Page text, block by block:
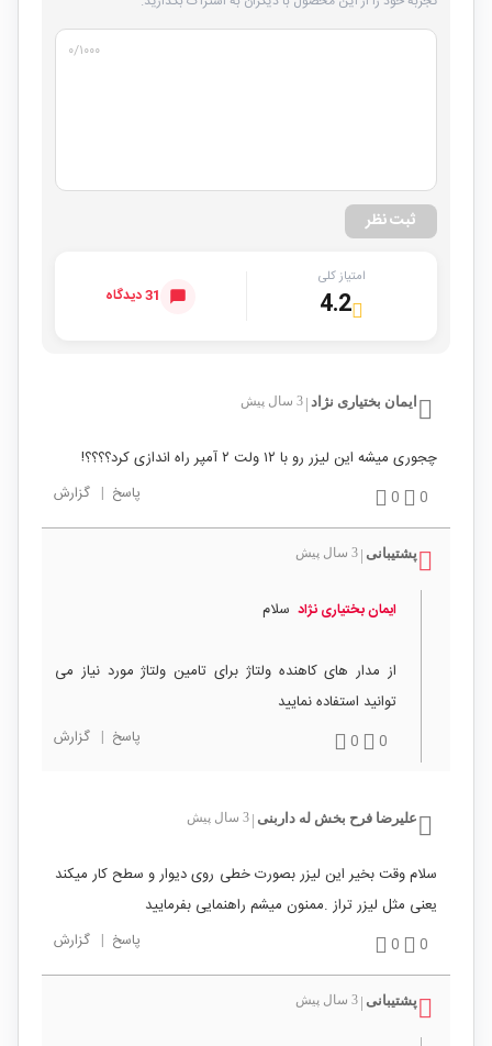
۰/۱۰۰۰
ثبت نظر
امتیاز کلی
4.2 31 دیدگاه
ایمان بختیاری نژاد 3 سال پیش
چجوری میشه این لیزر رو با ۱۲ ولت ۲ آمپر راه اندازی کرد؟؟؟؟!
0
0 پاسخ | گزارش
پشتیبانی 3 سال پیش
ایمان بختیاری نژاد سلام
از مدار های کاهنده ولتاژ برای تامین ولتاژ مورد نیاز می
توانید استفاده نمایید
0
0 پاسخ | گزارش
علیرضا فرح بخش له داربنی 3 سال پیش
سلام وقت بخیر این لیزر بصورت خطی روی دیوار و سطح کار میکند
یعنی مثل لیزر تراز .ممنون میشم راهنمایی بفرمایید
0
0 پاسخ | گزارش
پشتیبانی 3 سال پیش